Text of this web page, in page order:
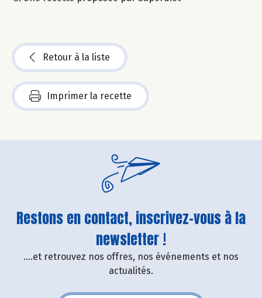
Retour à la liste
Imprimer la recette
Restons en contact, inscrivez-vous à la
newsletter !
....et retrouvez nos offres, nos événements et nos
actualités.